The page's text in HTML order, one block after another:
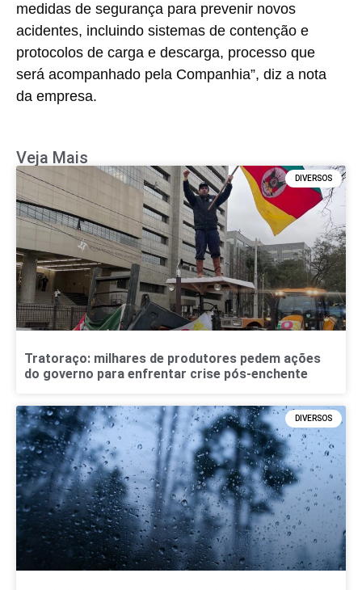
medidas de segurança para prevenir novos
acidentes, incluindo sistemas de contenção e
protocolos de carga e descarga, processo que
será acompanhado pela Companhia”, diz a nota
da empresa.
Veja Mais
DIVERSOS
Tratoraço: milhares de produtores pedem ações
do governo para enfrentar crise pós-enchente
DIVERSOS